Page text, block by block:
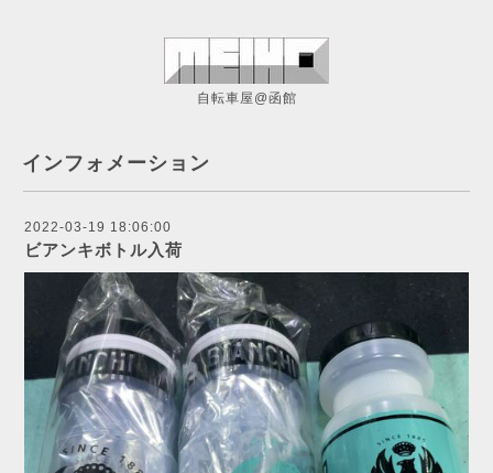
自転車屋@函館
インフォメーション
2022-03-19 18:06:00
ビアンキボトル入荷